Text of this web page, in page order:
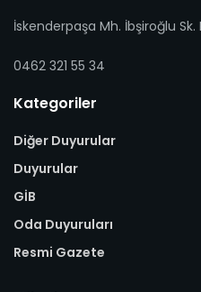
İskenderpaşa Mh. İbşiroğlu Sk.
0462 321 55 34
Kategoriler
Diğer Duyurular
Duyurular
GİB
Oda Duyuruları
Resmi Gazete